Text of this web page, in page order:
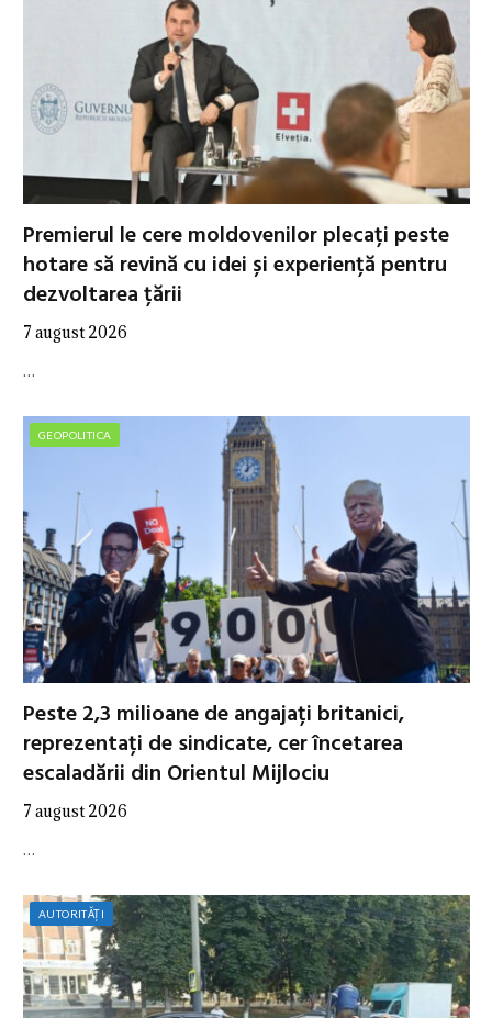
Premierul le cere moldovenilor plecați peste
hotare să revină cu idei și experiență pentru
dezvoltarea țării
7 august 2026
…
GEOPOLITICA
Peste 2,3 milioane de angajați britanici,
reprezentați de sindicate, cer încetarea
escaladării din Orientul Mijlociu
7 august 2026
…
AUTORITĂȚI